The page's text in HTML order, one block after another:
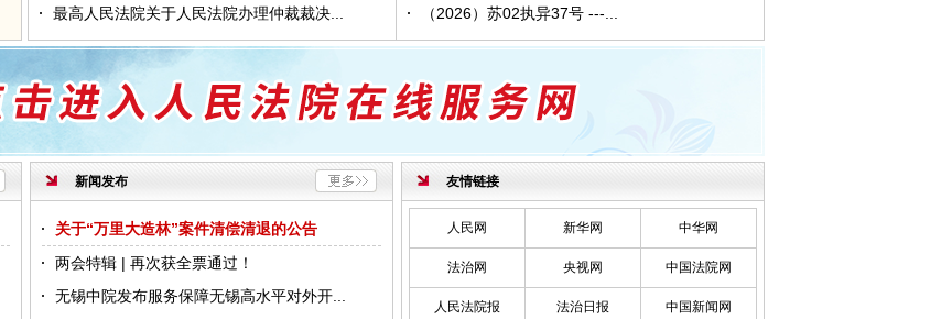
最高人民法院关于人民法院办理仲裁裁决...
（2026）苏02执异37号 ---...
新闻发布
关于“万里大造林”案件清偿清退的公告
两会特辑 | 再次获全票通过！
无锡中院发布服务保障无锡高水平对外开...
友情链接
人民网 新华网 中华网
法治网 央视网 中国法院网
人民法院报 法治日报 中国新闻网